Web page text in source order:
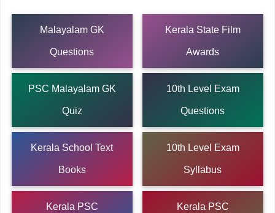
Malayalam GK
Questions
Kerala State Film
Awards
PSC Malayalam GK
Quiz
10th Level Exam
Questions
Kerala School Text
Books
10th Level Exam
Syllabus
Kerala PSC Kerala PSC